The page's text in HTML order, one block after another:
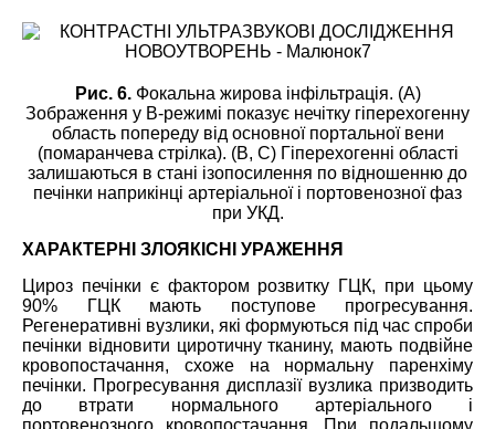
Рис. 6.Фокальна жирова інфільтрація. (А)
Зображення у В-режимі показує нечітку гіперехогенну
область попереду від основної портальної вени
(помаранчева стрілка). (B, C) Гіперехогенні області
залишаються в стані ізопосилення по відношенню до
печінки наприкінці артеріальної і портовенозної фаз
при УКД.
ХАРАКТЕРНІ ЗЛОЯКІСНІ УРАЖЕННЯ
Цироз печінки є фактором розвитку ГЦК, при цьому
90% ГЦК мають поступове прогресування.
Регенеративні вузлики, які формуються під час спроби
печінки відновити циротичну тканину, мають подвійне
кровопостачання, схоже на нормальну паренхіму
печінки. Прогресування дисплазії вузлика призводить
до втрати нормального артеріального і
портовенозного кровопостачання. При подальшому